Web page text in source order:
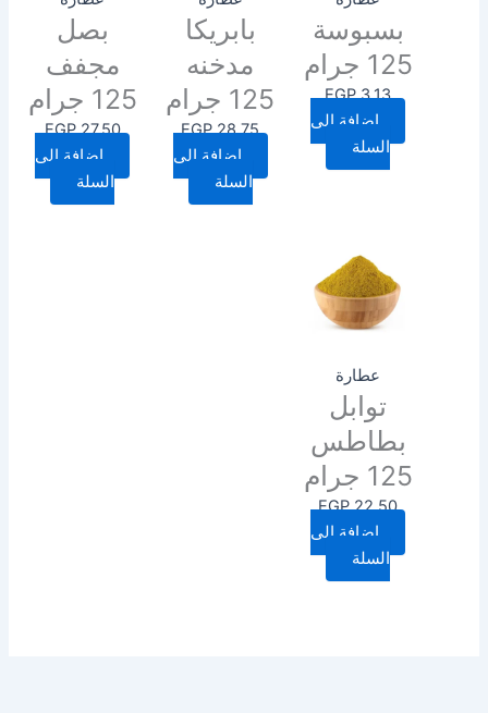
بسبوسة
125 جرام
EGP3.13
إضافة إلى
السلة
بابريكا
مدخنه
125 جرام
EGP28.75
إضافة إلى
السلة
بصل
مجفف
125 جرام
EGP27.50
إضافة إلى
السلة
عطارة
توابل
بطاطس
125 جرام
EGP22.50
إضافة إلى
السلة